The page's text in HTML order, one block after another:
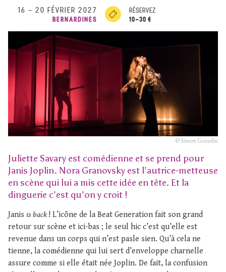
16 – 20 FÉVRIER 2027
BERNARDINES
RÉSERVEZ
10-30 €
© Simon Gosselin
Juliette Savary est comédienne et se prend pour
Janis Joplin. Nora Granovsky est l’autrice-metteuse
en scène qui lui a mis cette idée en tête. Et la
dinguerie c’est qu’on y croit !
Janis is back! L’icône de la Beat Generation fait son grand
retour sur scène et ici-bas ; le seul hic c’est qu’elle est
revenue dans un corps qui n’est pasle sien. Qu’à cela ne
tienne, la comédienne qui lui sert d’enveloppe charnelle
assure comme si elle était née Joplin. De fait, la confusion